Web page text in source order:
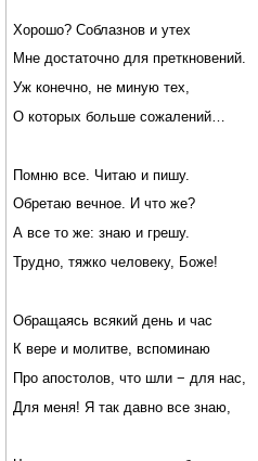
Хорошо? Соблазнов и утех
Мне достаточно для преткновений.
Уж конечно, не миную тех,
О которых больше сожалений…
Помню все. Читаю и пишу.
Обретаю вечное. И что же?
А все то же: знаю и грешу.
Трудно, тяжко человеку, Боже!
Обращаясь всякий день и час
К вере и молитве, вспоминаю
Про апостолов, что шли − для нас,
Для меня! Я так давно все знаю,